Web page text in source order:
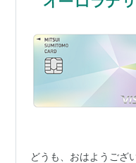
どうも、おはようござ